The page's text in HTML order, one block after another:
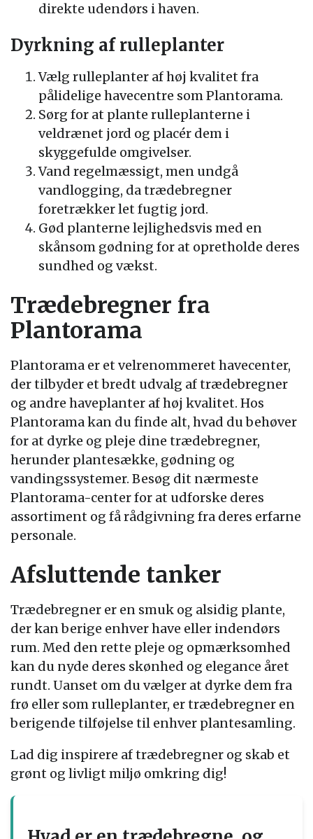
direkte udendørs i haven.
Dyrkning af rulleplanter
Vælg rulleplanter af høj kvalitet fra
pålidelige havecentre som Plantorama.
Sørg for at plante rulleplanterne i
veldrænet jord og placér dem i
skyggefulde omgivelser.
Vand regelmæssigt, men undgå
vandlogging, da trædebregner
foretrækker let fugtig jord.
Gød planterne lejlighedsvis med en
skånsom gødning for at opretholde deres
sundhed og vækst.
Trædebregner fra
Plantorama
Plantorama er et velrenommeret havecenter,
der tilbyder et bredt udvalg af trædebregner
og andre haveplanter af høj kvalitet. Hos
Plantorama kan du finde alt, hvad du behøver
for at dyrke og pleje dine trædebregner,
herunder plantesække, gødning og
vandingssystemer. Besøg dit nærmeste
Plantorama-center for at udforske deres
assortiment og få rådgivning fra deres erfarne
personale.
Afsluttende tanker
Trædebregner er en smuk og alsidig plante,
der kan berige enhver have eller indendørs
rum. Med den rette pleje og opmærksomhed
kan du nyde deres skønhed og elegance året
rundt. Uanset om du vælger at dyrke dem fra
frø eller som rulleplanter, er trædebregner en
berigende tilføjelse til enhver plantesamling.
Lad dig inspirere af trædebregner og skab et
grønt og livligt miljø omkring dig!